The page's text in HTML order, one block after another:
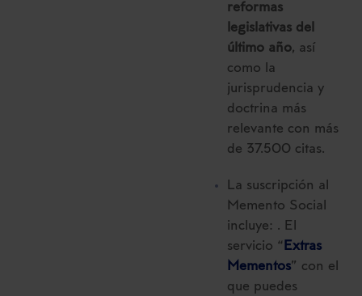
reformas
legislativas del
último año, así
como la
jurisprudencia y
doctrina más
relevante con más
de 37.500 citas.
La suscripción al
Memento Social
incluye: . El
servicio “Extras
Mementos” con el
que puedes